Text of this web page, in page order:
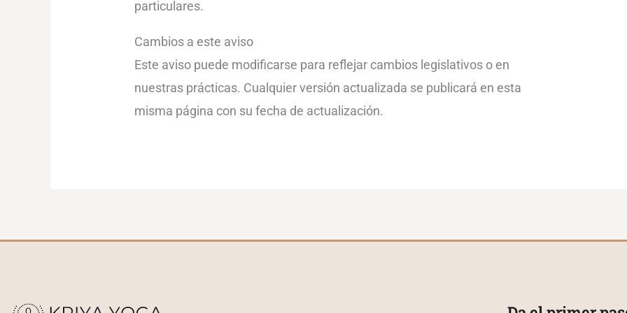
particulares.
Cambios a este aviso
Este aviso puede modificarse para reflejar cambios legislativos o en
nuestras prácticas. Cualquier versión actualizada se publicará en esta
misma página con su fecha de actualización.